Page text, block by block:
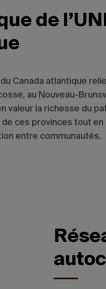
de
Canada atlantique
au Nouveau-
valeur la richesse du
ces provinces tout
entre communautés.